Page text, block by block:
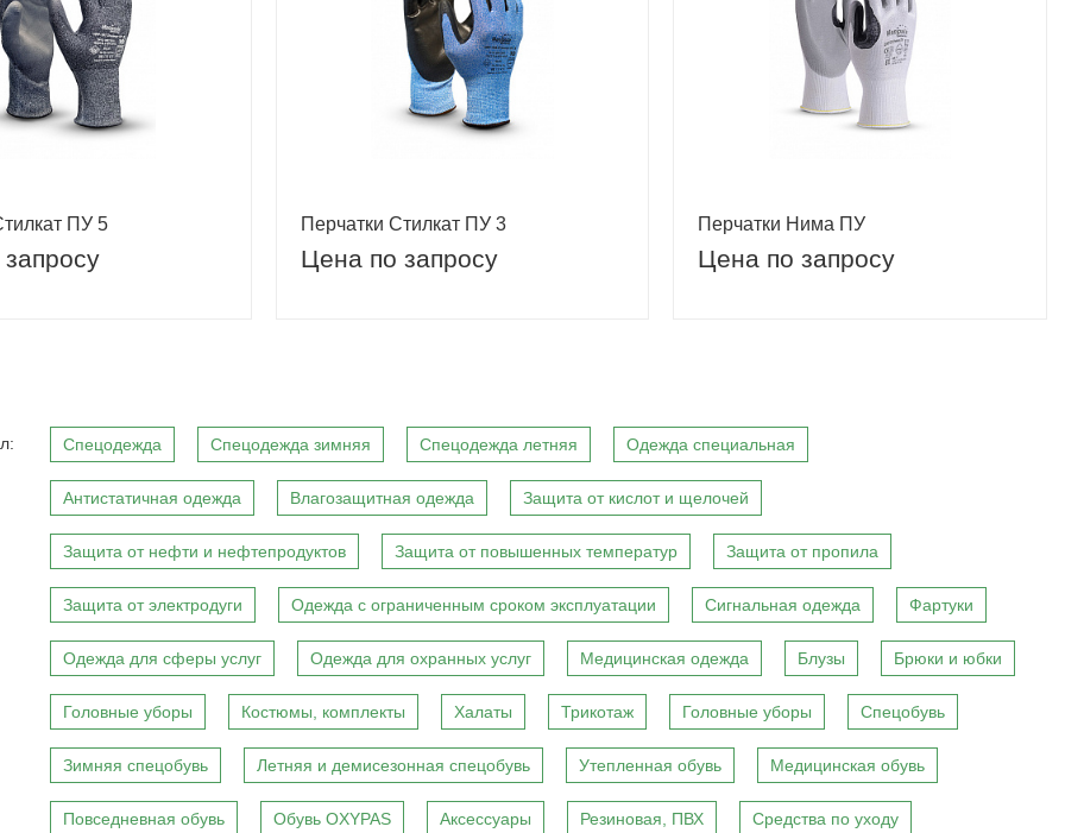
ПУ 5 Перчатки Стилкат ПУ 3
Цена по запросу
Перчатки Нима ПУ
Цена по запросу
Спецодежда Спецодежда зимняя Спецодежда летняя Одежда специальная
Антистатичная одежда Влагозащитная одежда Защита от кислот и щелочей
Защита от нефти и нефтепродуктов Защита от повышенных температур Защита от пропила
Защита от электродуги Одежда с ограниченным сроком эксплуатации Сигнальная одежда Фартуки
Одежда для сферы услуг Одежда для охранных услуг Медицинская одежда Блузы Брюки и юбки
Головные уборы Костюмы, комплекты Халаты Трикотаж Головные уборы Спецобувь
Зимняя спецобувь Летняя и демисезонная спецобувь Утепленная обувь Медицинская обувь
Повседневная обувь Обувь OXYPAS Аксессуары Резиновая, ПВХ Средства по уходу